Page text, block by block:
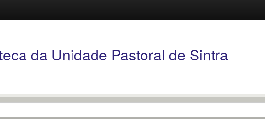
da Unidade Pastoral de Sintra